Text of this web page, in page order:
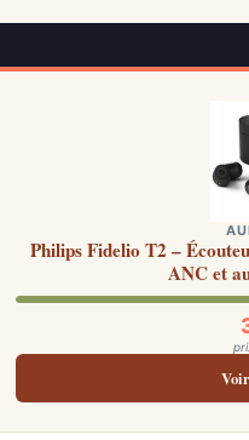
Philips Fidelio T2 –
ANC et